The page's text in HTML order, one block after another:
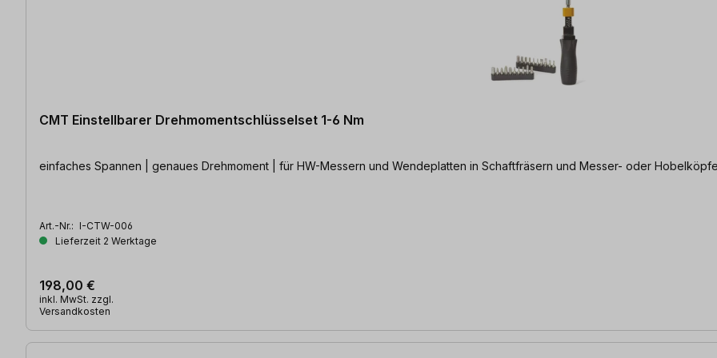
CMT Einstellbarer Drehmomentschlüsselset 1-6 Nm
einfaches Spannen | genaues Drehmoment | für HW-Messern und Wendeplatten in Schaftfräsern und Messer- oder
Art.-Nr.: I-CTW-006
Lieferzeit 2 Werktage
198,00 €
inkl. MwSt. zzgl.
Versandkosten